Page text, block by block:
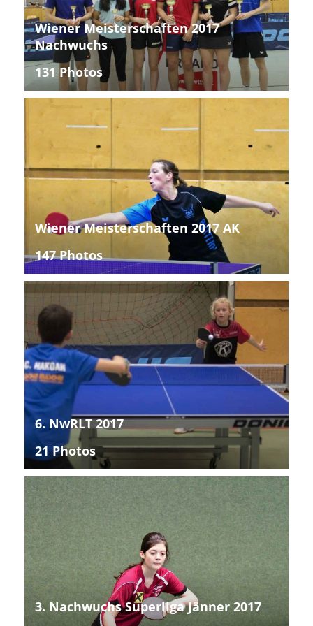
Wiener Meisterschaften 2017
Nachwuchs
131 Photos
Wiener Meisterschaften 2017 AK
147 Photos
6. NwRLT 2017
21 Photos
3. Nachwuchs Superliga Jänner 2017